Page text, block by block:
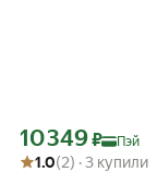
Цена с картой Яндекс
10 349₽
Пэй
Рейтинг товара: 1.0 из
Оценок: (2) · 3 купили
1.0(2) · 3 купили